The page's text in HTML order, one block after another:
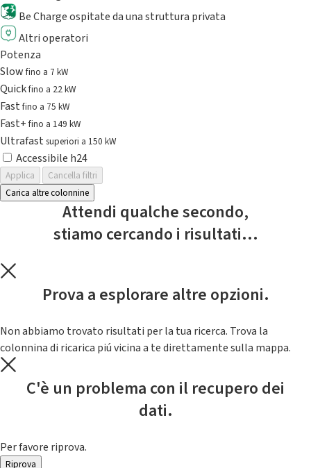
Be Charge ospitate da una struttura privata
Altri operatori
Potenza
Slowfino a 7 kW
Quickfino a 22 kW
Fastfino a 75 kW
Fast+fino a 149 kW
Ultrafast superiori a 150 kW
Accessibile h24
Applica
Cancella filtri
Carica altre colonnine
Attendi qualche secondo,
stiamo cercando i risultati...
Prova a esplorare altre opzioni.
Non abbiamo trovato risultati per la tua ricerca. Trova la
colonnina di ricarica piú vicina a te direttamente sulla mappa.
C'è un problema con il recupero dei
dati.
Per favore riprova.
Riprova